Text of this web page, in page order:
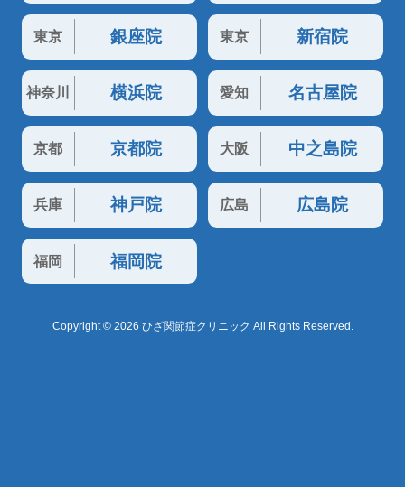
東京 銀座院 東京 新宿院
神奈川 横浜院 愛知 名古屋院
京都 京都院 大阪 中之島院
兵庫 神戸院 広島 広島院
福岡 福岡院
Copyright © 2026 ひざ関節症クリニック All Rights Reserved.